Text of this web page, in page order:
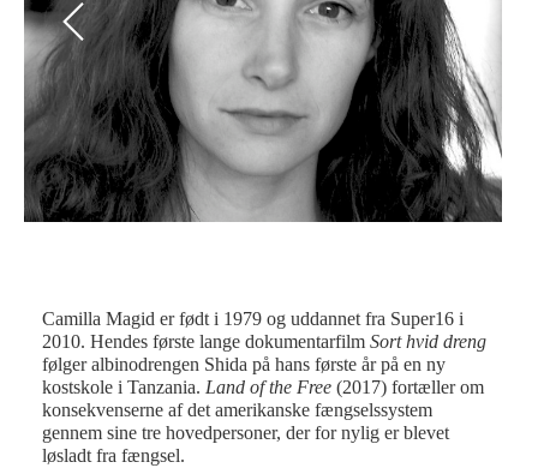
Previous Next
Camilla Magid er født i 1979 og uddannet fra Super16 i
2010. Hendes første lange dokumentarfilm Sort hvid dreng
følger albinodrengen Shida på hans første år på en ny
kostskole i Tanzania. Land of the Free (2017) fortæller om
konsekvenserne af det amerikanske fængselssystem
gennem sine tre hovedpersoner, der for nylig er blevet
løsladt fra fængsel.